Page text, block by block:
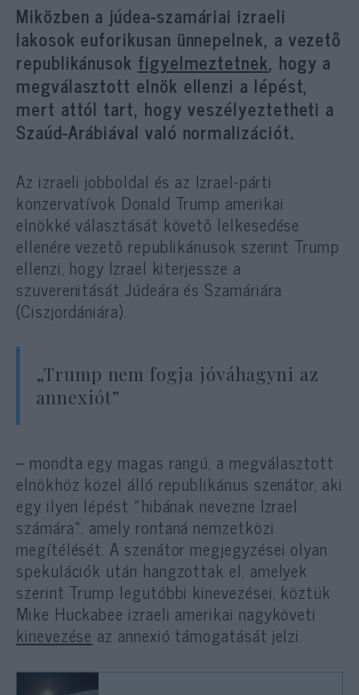
Miközben a júdea-szamáriai izraeli
lakosok euforikusan ünnepelnek, a vezető
republikánusok figyelmeztetnek, hogy a
megválasztott elnök ellenzi a lépést,
mert attól tart, hogy veszélyeztetheti a
Szaúd-Arábiával való normalizációt.
Az izraeli jobboldal és az Izrael-párti
konzervatívok Donald Trump amerikai
elnökké választását követő lelkesedése
ellenére vezető republikánusok szerint Trump
ellenzi, hogy Izrael kiterjessze a
szuverenitását Júdeára és Szamáriára
(Ciszjordániára).
„Trump nem fogja jóváhagyni az
annexiót”
– mondta egy magas rangú, a megválasztott
elnökhöz közel álló republikánus szenátor, aki
egy ilyen lépést »hibának nevezne Izrael
számára«, amely rontaná nemzetközi
megítélését. A szenátor megjegyzései olyan
spekulációk után hangzottak el, amelyek
szerint Trump legutóbbi kinevezései, köztük
Mike Huckabee izraeli amerikai nagyköveti
kinevezése az annexió támogatását jelzi.